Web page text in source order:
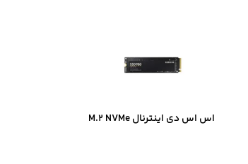
اس اس دی اینترنال M.2 NVMe